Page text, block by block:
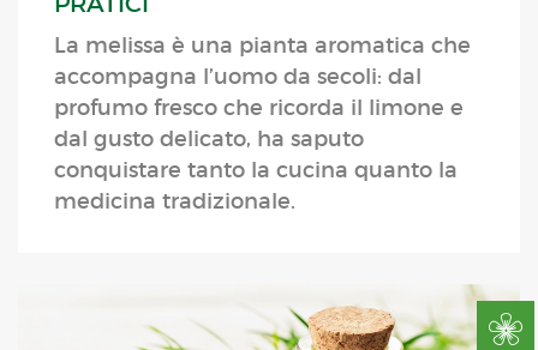
La melissa è una pianta aromatica che
accompagna l’uomo da secoli: dal
profumo fresco che ricorda il limone e
dal gusto delicato, ha saputo
conquistare tanto la cucina quanto la
medicina tradizionale.